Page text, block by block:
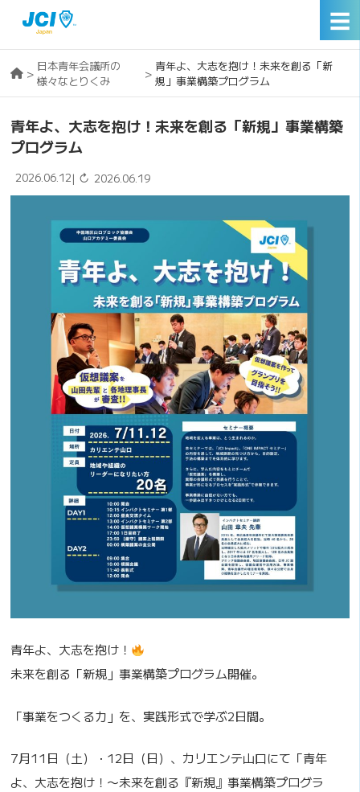
☰
> 日本青年会議所の
様々なとりくみ
> 青年よ、大志を抱け！未来を創る「新
規」事業構築プログラム
青年よ、大志を抱け！未来を創る「新規」事業構築
プログラム
2026.06.12| ↻ 2026.06.19
青年よ、大志を抱け！
未来を創る「新規」事業構築プログラム開催。
「事業をつくる力」を、実践形式で学ぶ2日間。
7月11日（土）・12日（日）、カリエンテ山口にて「青年
よ、大志を抱け！〜未来を創る『新規』事業構築プログラ